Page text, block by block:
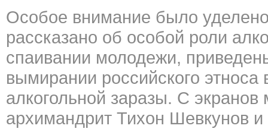
Особое внимание было
рассказано об особой роли
спаивании молодежи,
вымирании российского этноса
алкогольной заразы. С
архимандрит Тихон Шевкунов